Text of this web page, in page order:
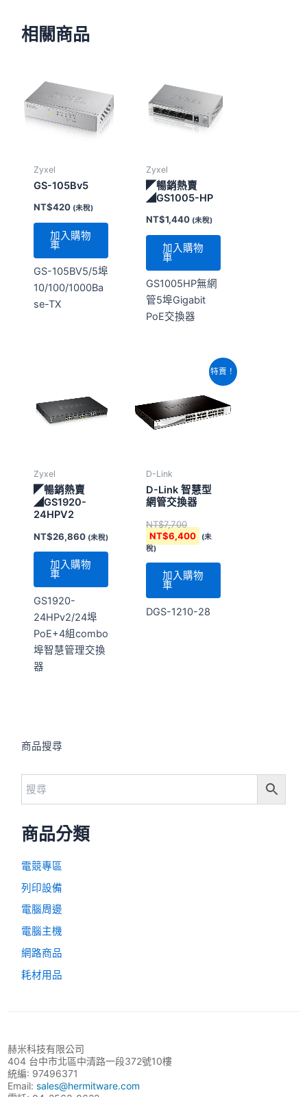
商品搜尋
商品分類
電競專區
列印設備
電腦周邊
電腦主機
網路商品
耗材用品
相關商品
Zyxel
GS-105Bv5
NT$420 (未稅)
加入購物
車
GS-105BV5/5埠
10/100/1000Ba
se-TX
Zyxel
◤暢銷熱賣
◢GS1005-HP
NT$1,440 (未稅)
加入購物
車
GS1005HP無網
管5埠Gigabit
PoE交換器
Zyxel
◤暢銷熱賣
◢GS1920-
24HPV2
NT$26,860 (未稅)
加入購物
車
GS1920-
24HPv2/24埠
PoE+4組combo
埠智慧管理交換
器
特賣！
D-Link
D-Link 智慧型
網管交換器
NT$7,700
格：
NT$7,700。
NT$6,400
格：
NT$6,400。
(未
稅)
加入購物
車
DGS-1210-28
赫米科技有限公司
404 台中市北區中清路一段372號10樓
統編: 97496371
Email:sales@hermitware.com